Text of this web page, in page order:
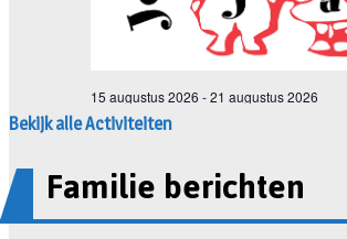
Bekijk alle Activiteiten
Familie berichten